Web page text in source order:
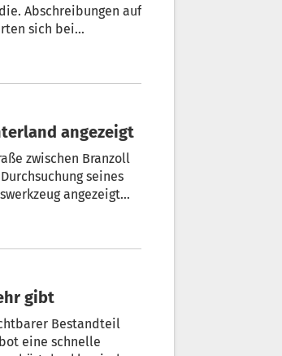
Abschreibungen auf
sich bei
angezeigt
zwischen Branzoll
seines
angezeigt
gibt
Bestandteil
eine schnelle